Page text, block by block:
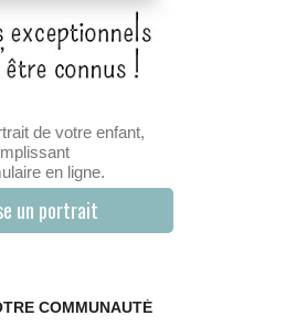
de votre enfant,
en ligne.
un portrait
COMMUNAUTÉ